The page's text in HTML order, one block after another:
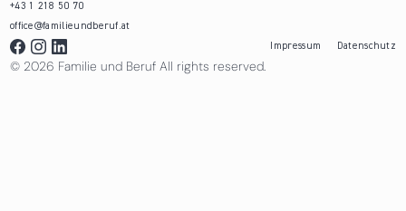
+43 1 218 50 70
office@familieundberuf.at
Impressum
Datenschutz
© 2026 Familie und Beruf All rights reserved.